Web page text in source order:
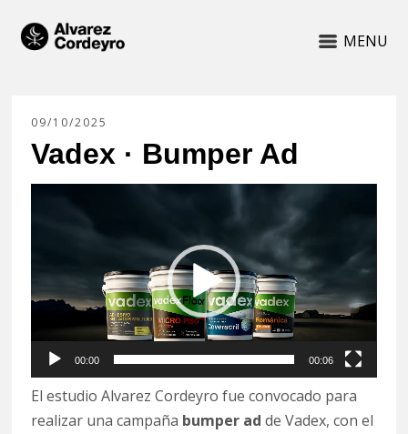
MENU
09/10/2025
Vadex · Bumper Ad
00:00 00:06
El estudio Alvarez Cordeyro fue convocado para
realizar una campaña bumper ad de Vadex, con el